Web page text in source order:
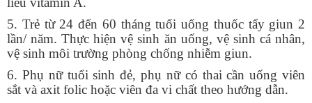
5. Trẻ từ 24 đến 60 tháng tuổi uống thuốc tẩy giun 2
lần/ năm. Thực hiện vệ sinh ăn uống, vệ sinh cá nhân,
vệ sinh môi trường phòng chống nhiễm giun.
6. Phụ nữ tuổi sinh đẻ, phụ nữ có thai cần uống viên
sắt và axit folic hoặc viên đa vi chất theo hướng dẫn.